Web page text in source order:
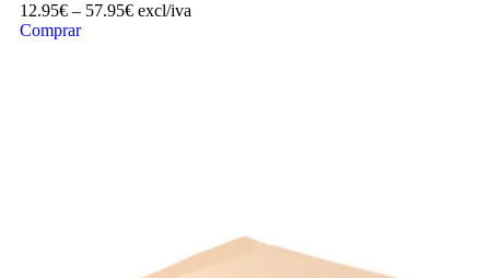
12.95€ – 57.95€ excl/iva
Comprar